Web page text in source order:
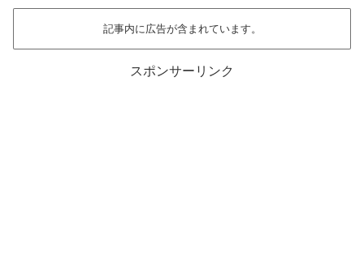
記事内に広告が含まれています。
スポンサーリンク